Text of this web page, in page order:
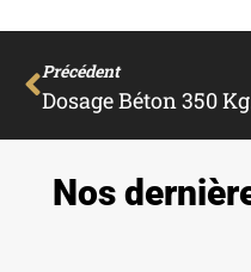
Précédent
Nos